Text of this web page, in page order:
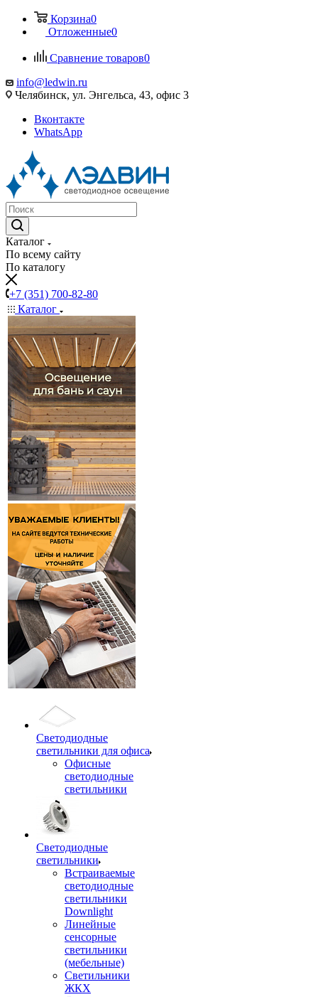
Корзина0
Отложенные0
Сравнение товаров0
info@ledwin.ru
Челябинск, ул. Энгельса, 43, офис 3
Вконтакте
WhatsApp
Каталог
По всему сайту
По каталогу
+7 (351) 700-82-80
Каталог
Светодиодные
светильники для офиса
Офисные
светодиодные
светильники
Светодиодные
светильники
Встраиваемые
светодиодные
светильники
Downlight
Линейные
сенсорные
светильники
(мебельные)
Светильники
ЖКХ